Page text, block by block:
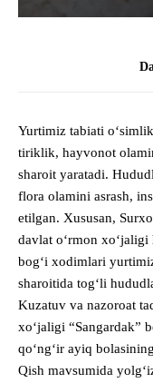
Yurtimiz tabiati
tiriklik, hayvonot
sharoit yaratadi.
flora olamini asrash,
etilgan. Xususan,
davlat o‘rmon
bog‘i xodimlari
sharoitida tog‘li
Kuzatuv va nazoroat
xo‘jaligi “Sangardak”
qo‘ng‘ir ayiq
Qish mavsumida